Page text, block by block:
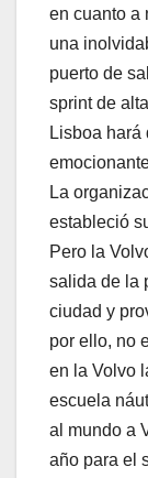
en cuanto a
una
puerto de
sprint de
Lisboa
La
estableció
Pero la
salida de la
ciudad y
por ello, no
en la Volvo
escuela
al mundo a
año para el